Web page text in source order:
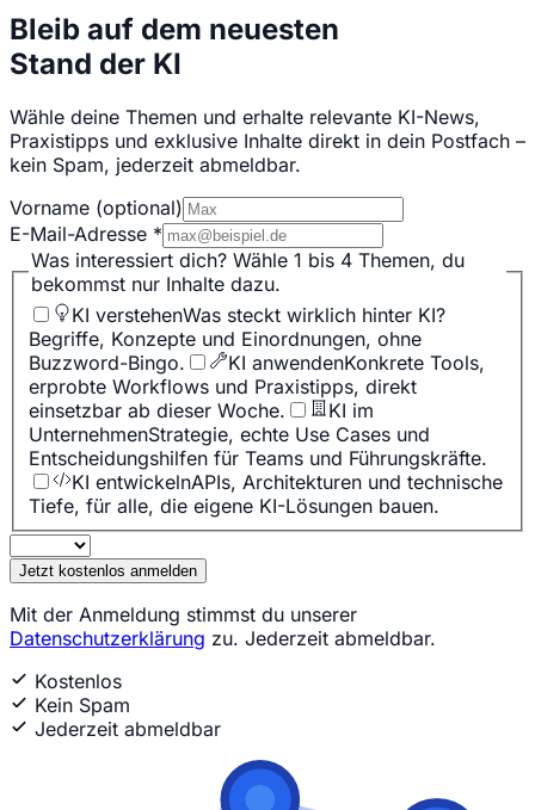
Bleib auf dem neuesten
Stand der KI
Wähle deine Themen und erhalte relevante KI-News,
Praxistipps und exklusive Inhalte direkt in dein Postfach –
kein Spam, jederzeit abmeldbar.
Vorname (optional)
E-Mail-Adresse *
Was interessiert dich? Wähle 1 bis 4 Themen, du
bekommst nur Inhalte dazu.
KI verstehenWas steckt wirklich hinter KI?
Begriffe, Konzepte und Einordnungen, ohne
Buzzword-Bingo.
KI anwendenKonkrete Tools,
erprobte Workflows und Praxistipps, direkt
einsetzbar ab dieser Woche.
KI im
UnternehmenStrategie, echte Use Cases und
Entscheidungshilfen für Teams und Führungskräfte.
KI entwickelnAPIs, Architekturen und technische
Tiefe, für alle, die eigene KI-Lösungen bauen.
Jetzt kostenlos anmelden
Mit der Anmeldung stimmst du unserer
Datenschutzerklärung zu. Jederzeit abmeldbar.
Kostenlos
Kein Spam
Jederzeit abmeldbar